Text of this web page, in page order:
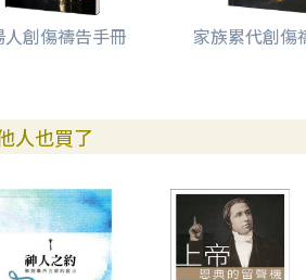
人創傷禱告手冊 家族累代創傷
人也買了